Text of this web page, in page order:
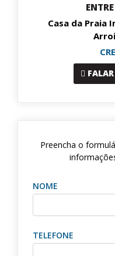
Casa da Praia
Preencha o
NOME
TELEFONE